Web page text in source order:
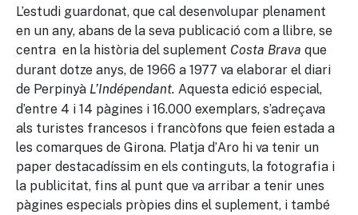
L’estudi guardonat, que cal desenvolupar plenament
en un any, abans de la seva publicació com a llibre, se
centra en la història del suplement Costa Brava que
durant dotze anys, de 1966 a 1977 va elaborar el diari
de Perpinyà L’Indépendant. Aquesta edició especial,
d’entre 4 i 14 pàgines i 16.000 exemplars, s’adreçava
als turistes francesos i francòfons que feien estada a
les comarques de Girona. Platja d’Aro hi va tenir un
paper destacadíssim en els continguts, la fotografia i
la publicitat, fins al punt que va arribar a tenir unes
pàgines especials pròpies dins el suplement, i també